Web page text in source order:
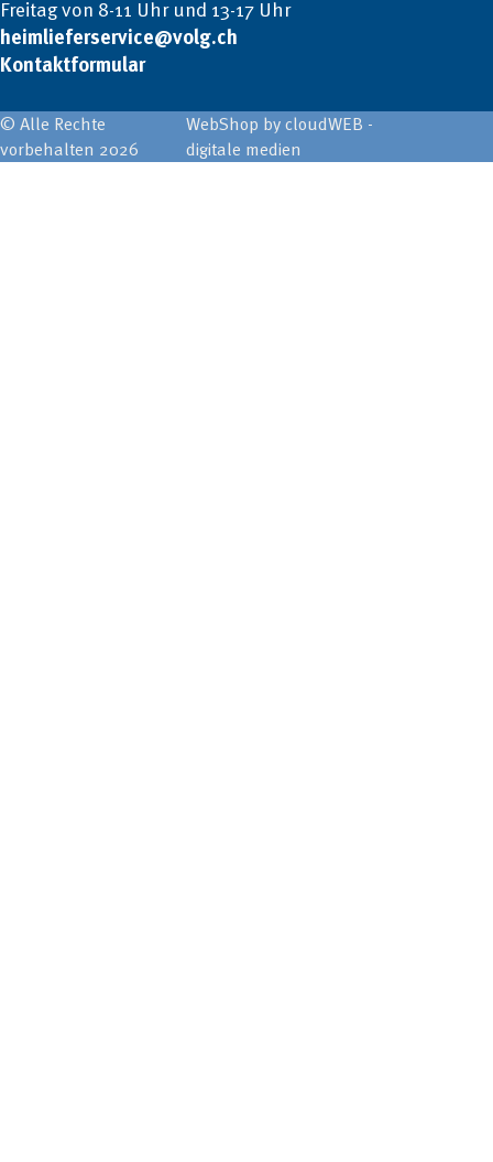
Freitag von 8-11 Uhr und 13-17 Uhr
heimlieferservice@volg.ch
Kontaktformular
© Alle Rechte
vorbehalten 2026
WebShop by cloudWEB -
digitale medien